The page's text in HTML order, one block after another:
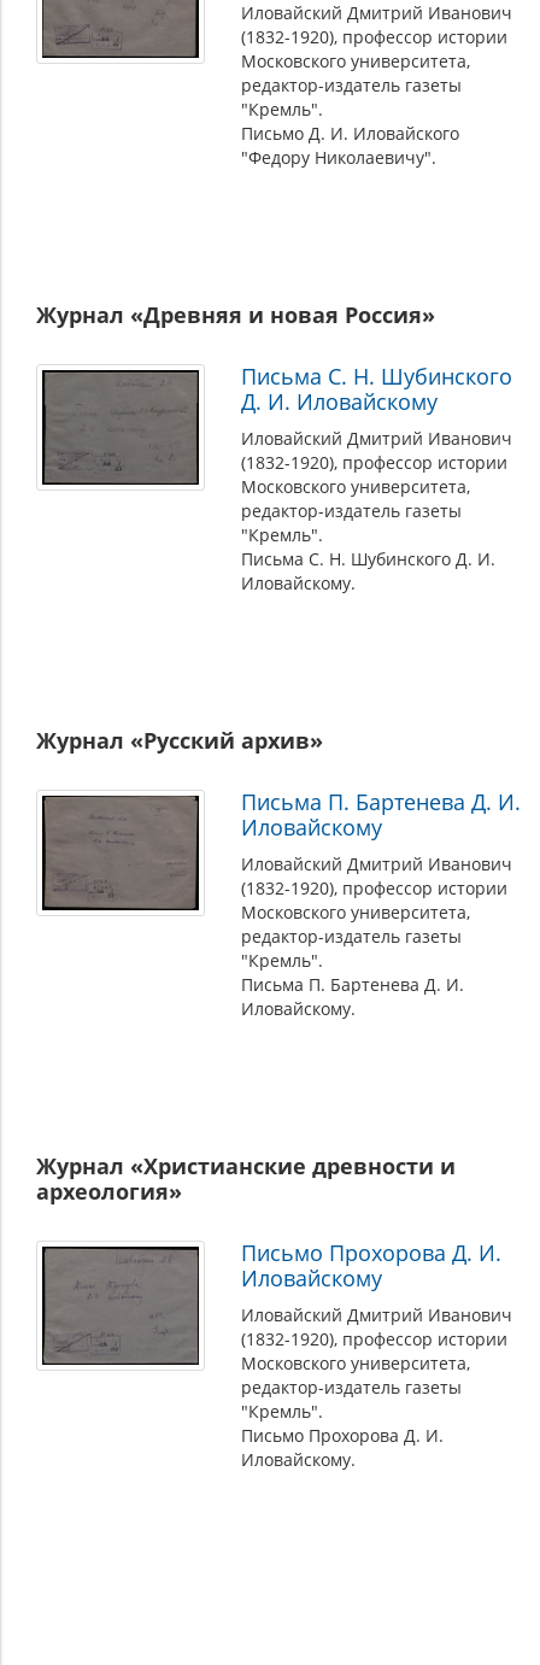
Иловайский Дмитрий Иванович
(1832-1920), профессор истории
Московского университета,
редактор-издатель газеты
"Кремль".
Письмо Д. И. Иловайского
"Федору Николаевичу".
Журнал «Древняя и новая Россия»
Письма С. Н. Шубинского
Д. И. Иловайскому
Иловайский Дмитрий Иванович
(1832-1920), профессор истории
Московского университета,
редактор-издатель газеты
"Кремль".
Письма С. Н. Шубинского Д. И.
Иловайскому.
Журнал «Русский архив»
Письма П. Бартенева Д. И.
Иловайскому
Иловайский Дмитрий Иванович
(1832-1920), профессор истории
Московского университета,
редактор-издатель газеты
"Кремль".
Письма П. Бартенева Д. И.
Иловайскому.
Журнал «Христианские древности и
археология»
Письмо Прохорова Д. И.
Иловайскому
Иловайский Дмитрий Иванович
(1832-1920), профессор истории
Московского университета,
редактор-издатель газеты
"Кремль".
Письмо Прохорова Д. И.
Иловайскому.